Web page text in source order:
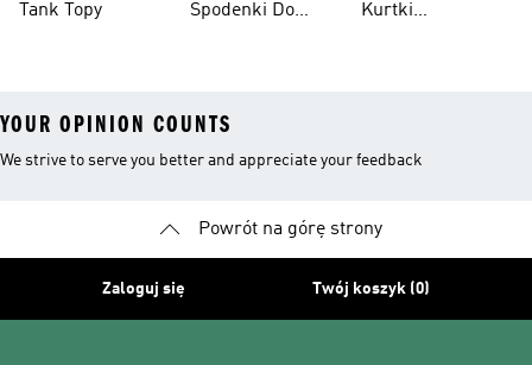
Tank Topy
Spodenki Do
Kurtki
YOUR OPINION COUNTS
We strive to serve you better and appreciate your feedback
Powrót na górę strony
Zaloguj się Twój koszyk (0)